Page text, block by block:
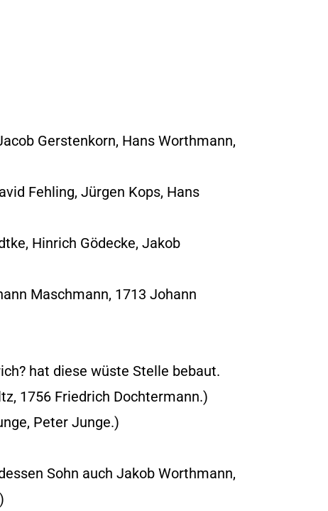
Gerstenkorn, Hans Worthmann,
Fehling, Jürgen Kops, Hans
Hinrich Gödecke, Jakob
Maschmann, 1713 Johann
hat diese wüste Stelle bebaut.
1756 Friedrich Dochtermann.)
Peter Junge.)
Sohn auch Jakob Worthmann,